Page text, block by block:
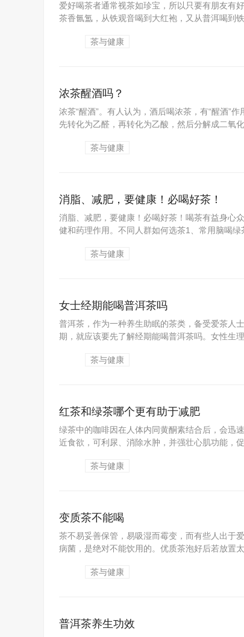
爱好喝茶者通常视茶如珍宝，所以只要有朋友有
茶香氤氲，从铁观音喝到大红袍，又从普洱喝到
茶与健康
浓茶醒酒吗？
浓茶“醒酒”。有人认为，酒后喝浓茶，有“醒酒”
先转化为乙醛，再转化为乙酸，然后分解成二氧
茶与健康
消脂、减肥，要健康！必喝好茶！
消脂、减肥，要健康！必喝好茶！喝茶有益身心
健和药理作用。不同人群如何选茶1、常用脑喝
茶与健康
女士经期能喝普洱茶吗
普洱茶，作为一种养生助眠的茶类，备受爱茶人
期，就应该要先了解经期能喝普洱茶吗。女性生
茶与健康
红茶和绿茶哪个更有助于减肥
绿茶中的咖啡因在人体内同黄酮素结合后，会迅
近食欲，可利尿、消除水肿，并强壮心肌功能，
茶与健康
变质茶不能喝
茶不易妥善保管，易吸湿而霉变，而有些人出于
病菌，是绝对不能饮用的。优质茶泡好后若放置
茶与健康
普洱茶养生功效